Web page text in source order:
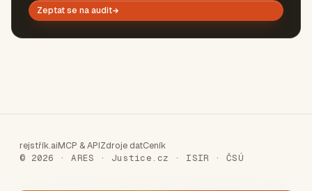
Zeptat se na audit
rejstřík.aiMCP & APIZdroje datCeník
© 2026 · ARES · Justice.cz · ISIR · ČSÚ